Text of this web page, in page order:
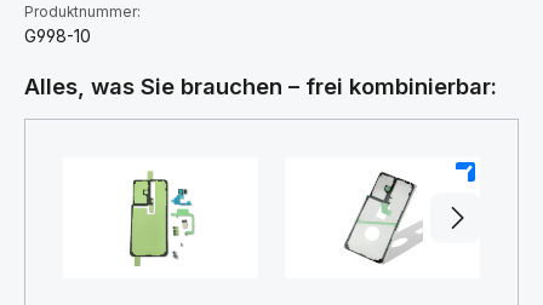
Produktnummer:
G998-10
Alles, was Sie brauchen – frei kombinierbar: